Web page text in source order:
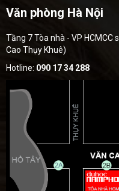
Văn phòng Hà Nội
Tầng 7 Tòa nhà - VP HCMCC
Cao Thụy Khuê)
Hotline: 090 17 34 288